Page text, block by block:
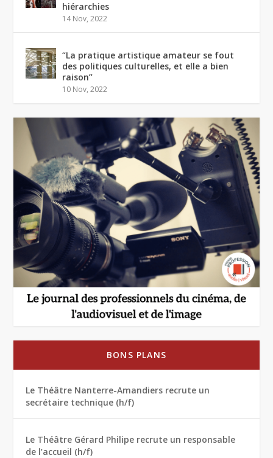
hiérarchies
14 Nov, 2022
“La pratique artistique amateur se fout
des politiques culturelles, et elle a bien
raison”
10 Nov, 2022
BONS PLANS
Le Théâtre Nanterre-Amandiers recrute un
secrétaire technique (h/f)
Le Théâtre Gérard Philipe recrute un responsable
de l’accueil (h/f)